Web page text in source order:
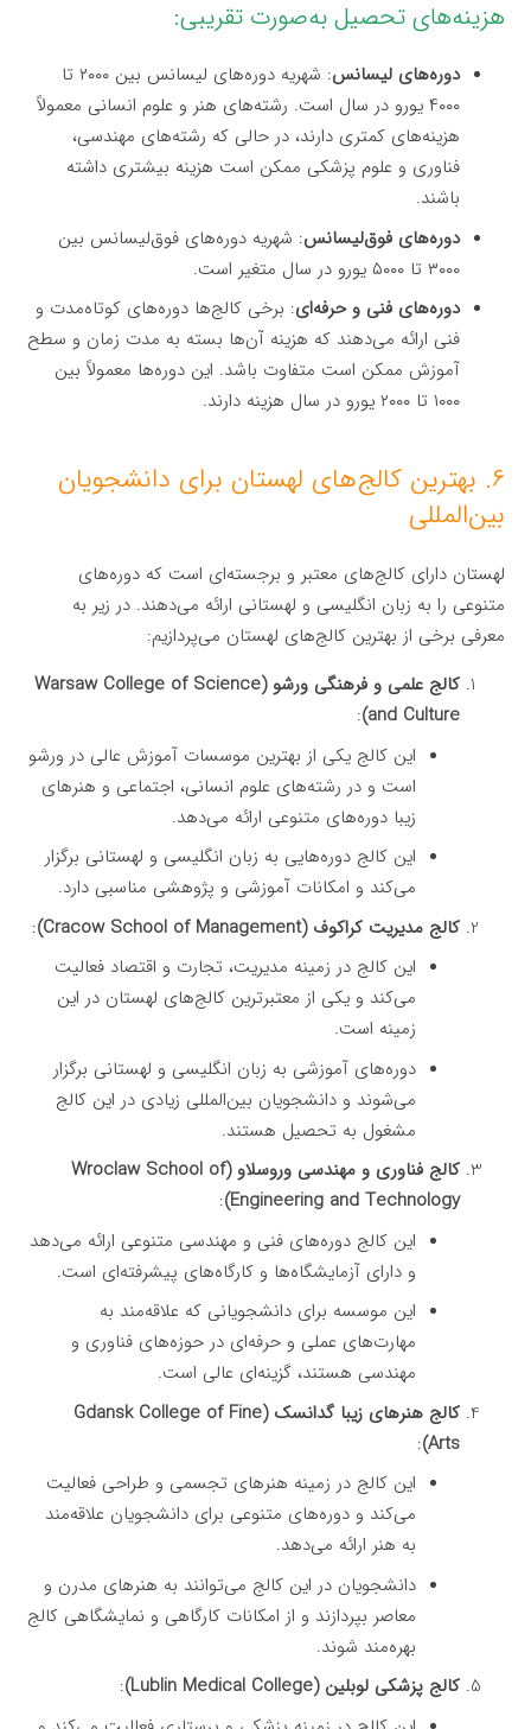
هزینه‌های تحصیل به‌صورت تقریبی:
دوره‌های لیسانس
: شهریه دوره‌های لیسانس بین ۲۰۰۰ تا
۴۰۰۰ یورو در سال است. رشته‌های هنر و علوم انسانی معمولاً
هزینه‌های کمتری دارند، در حالی که رشته‌های مهندسی،
فناوری و علوم پزشکی ممکن است هزینه بیشتری داشته
باشند.
دوره‌های فوق‌لیسانس: شهریه دوره‌های فوق‌لیسانس بین
۳۰۰۰ تا ۵۰۰۰ یورو در سال متغیر است.
دوره‌های فنی و حرفه‌ای: برخی کالج‌ها دوره‌های کوتاه‌مدت و
فنی ارائه می‌دهند که هزینه آن‌ها بسته به مدت زمان و سطح
آموزش ممکن است متفاوت باشد. این دوره‌ها معمولاً بین
۱۰۰۰ تا ۲۰۰۰ یورو در سال هزینه دارند.
۶. بهترین کالج‌های لهستان برای دانشجویان
بین‌المللی
لهستان دارای کالج‌های معتبر و برجسته‌ای است که دوره‌های
متنوعی را به زبان انگلیسی و لهستانی ارائه می‌دهند. در زیر به
معرفی برخی از بهترین کالج‌های لهستان می‌پردازیم:
کالج علمی و فرهنگی ورشو (Warsaw College of Science
and Culture)
:
این کالج یکی از بهترین موسسات آموزش عالی در ورشو
است و در رشته‌های علوم انسانی، اجتماعی و هنرهای
زیبا دوره‌های متنوعی ارائه می‌دهد.
این کالج دوره‌هایی به زبان انگلیسی و لهستانی برگزار
می‌کند و امکانات آموزشی و پژوهشی مناسبی دارد.
کالج مدیریت کراکوف (Cracow School of Management)
:
این کالج در زمینه مدیریت، تجارت و اقتصاد فعالیت
می‌کند و یکی از معتبرترین کالج‌های لهستان در این
زمینه است.
دوره‌های آموزشی به زبان انگلیسی و لهستانی برگزار
می‌شوند و دانشجویان بین‌المللی زیادی در این کالج
مشغول به تحصیل هستند.
کالج فناوری و مهندسی وروسلاو (Wroclaw School of
Engineering and Technology)
:
این کالج دوره‌های فنی و مهندسی متنوعی ارائه می‌دهد
و دارای آزمایشگاه‌ها و کارگاه‌های پیشرفته‌ای است.
این موسسه برای دانشجویانی که علاقه‌مند به
مهارت‌های عملی و حرفه‌ای در حوزه‌های فناوری و
مهندسی هستند، گزینه‌ای عالی است.
کالج هنرهای زیبا گدانسک (Gdansk College of Fine
Arts)
:
این کالج در زمینه هنرهای تجسمی و طراحی فعالیت
می‌کند و دوره‌های متنوعی برای دانشجویان علاقه‌مند
به هنر ارائه می‌دهد.
دانشجویان در این کالج می‌توانند به هنرهای مدرن و
معاصر بپردازند و از امکانات کارگاهی و نمایشگاهی کالج
بهره‌مند شوند.
کالج پزشکی لوبلین (Lublin Medical College)
: